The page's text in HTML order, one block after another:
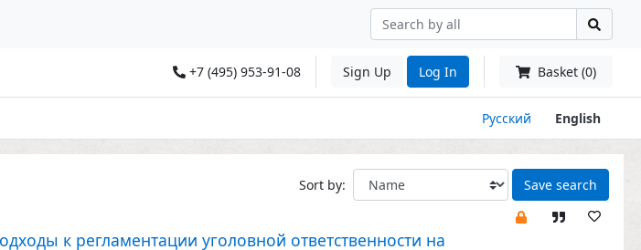
+7 (495) 953-91-08 Sign Up Log In Basket (0)
Русский English
Sort by: Save search
к регламентации уголовной ответственности на